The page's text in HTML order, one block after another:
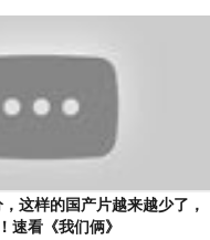
这样的国产片越来越少了，
速看《我们俩》